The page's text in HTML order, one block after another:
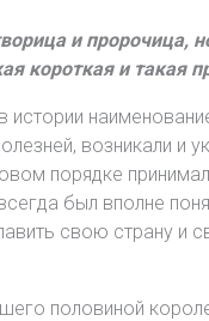
и
короткая и такая
возникали
порядке
был вполне
свою страну и
половиной